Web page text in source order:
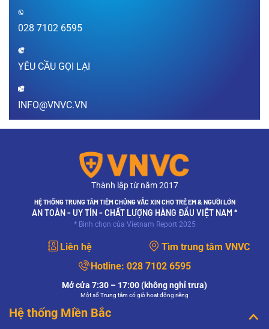
đầu tiêm phòng các loại vắc xin từ lúc nào là
hợp lý? Đăng ký…
XEM THÊM
thể mang thai? Sau khi tiêm vắc xin chưa được
1 tháng (tính từ thời điểm tiêm phòng) em lỡ có
thai thì có…
Sùi mào gà nguy hiểm như thế nào?
Thưa bác sĩ, bệnh sùi mào gà gây ra hậu quả
gì? Em đang mang thai, mắc sùi mào gà thì có
ảnh hưởng như thế nào đến sức khỏe thai nhi?
Mong bác sĩ giải…
XEM THÊM
Mục đích của xét nghiệm PAP và xét nghiệm
HPV có giống nhau không?
HPV có giống nhau không?
XEM THÊM
028 7102 6595
YÊU CẦU GỌI LẠI
INFO@VNVC.VN
Thành lập từ năm 2017
HỆ THỐNG TRUNG TÂM TIÊM CHỦNG VẮC XIN CHO TRẺ EM & NGƯỜI LỚN
AN TOÀN - UY TÍN - CHẤT LƯỢNG HÀNG ĐẦU VIỆT NAM *
* Bình chọn của Vietnam Report 2025
Liên hệ
Tìm trung tâm VNVC
Hotline: 028 7102 6595
Mở cửa 7:30 – 17:00 (không nghỉ trưa)
Một số Trung tâm có giờ hoạt động riêng
Hệ thống Miền Bắc